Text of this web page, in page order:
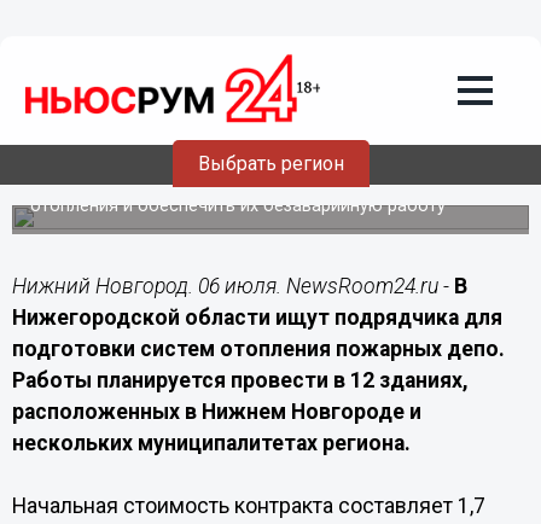
Выбрать регион
Нижегородские пожарные депо
подготовят к отопительному сезону за
1,7 млн
Подрядчику предстоит привести в порядок системы
отопления и обеспечить их безаварийную работу
Нижний Новгород. 06 июля. NewsRoom24.ru - В
Нижегородской области ищут подрядчика для
подготовки систем отопления пожарных депо.
Работы планируется провести в 12 зданиях,
расположенных в Нижнем Новгороде и
нескольких муниципалитетах региона.
Начальная стоимость контракта составляет 1,7